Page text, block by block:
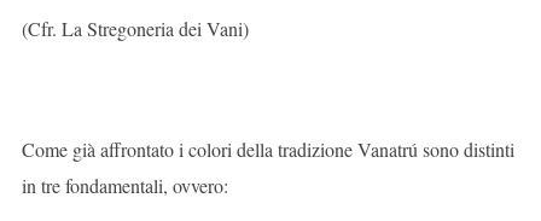
(Cfr. La Stregoneria dei Vani)
Come già affrontato i colori della tradizione Vanatrú sono distinti
in tre fondamentali, ovvero: